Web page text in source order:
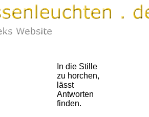
In die Stille
zu horchen,
lässt
Antworten
finden.